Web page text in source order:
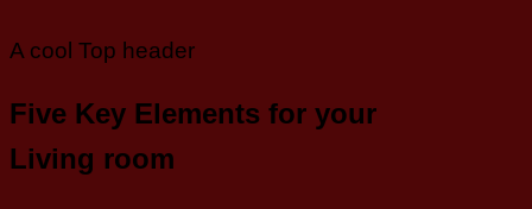
A cool Top header
Five Key Elements for your
Living room